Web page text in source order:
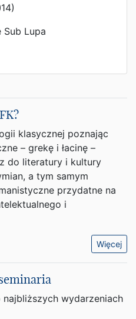
Lupa
klasycznej poznając
– grekę i łacinę –
do literatury i kultury
a tym samym
przydatne na
i
Więcej
najbliższych wydarzeniach